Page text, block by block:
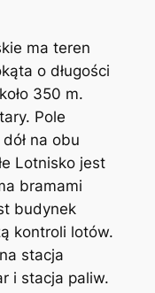
ma teren
o długości
350 m.
Pole
na obu
Lotnisko jest
bramami
budynek
kontroli lotów.
stacja
i stacja paliw.